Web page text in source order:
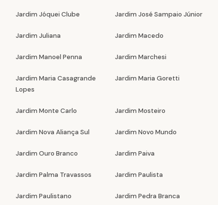
Jardim Jóquei Clube Jardim José Sampaio Júnior
Jardim Juliana Jardim Macedo
Jardim Manoel Penna Jardim Marchesi
Jardim Maria Casagrande
Lopes
Jardim Maria Goretti
Jardim Monte Carlo Jardim Mosteiro
Jardim Nova Aliança Sul Jardim Novo Mundo
Jardim Ouro Branco Jardim Paiva
Jardim Palma Travassos Jardim Paulista
Jardim Paulistano Jardim Pedra Branca